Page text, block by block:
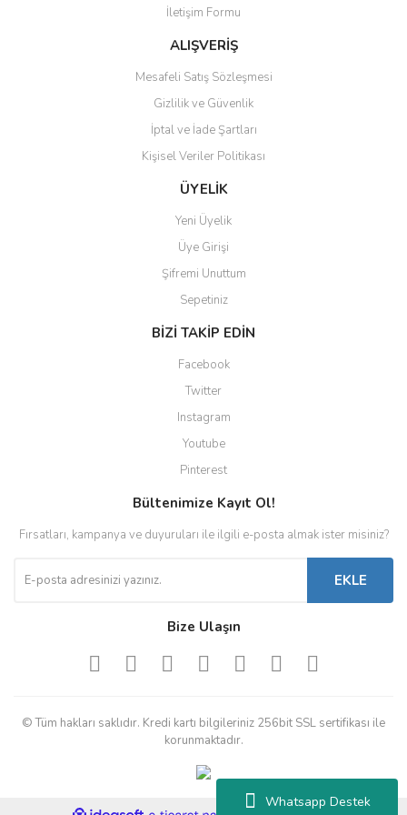
Whatsapp Destek
Ürün fiyatı diğer sitelerden daha pahalı.
Bu ürüne benzer farklı alternatifler olmalı.
Gönder
İletişim Formu
ALIŞVERİŞ
Mesafeli Satış Sözleşmesi
Gizlilik ve Güvenlik
İptal ve İade Şartları
Kişisel Veriler Politikası
ÜYELİK
Yeni Üyelik
Üye Girişi
Şifremi Unuttum
Sepetiniz
BİZİ TAKİP EDİN
Facebook
Twitter
Instagram
Youtube
Pinterest
Bültenimize Kayıt Ol!
Fırsatları, kampanya ve duyuruları ile ilgili e-posta almak ister misiniz?
EKLE
Bize Ulaşın
© Tüm hakları saklıdır. Kredi kartı bilgileriniz 256bit SSL sertifikası ile
korunmaktadır.